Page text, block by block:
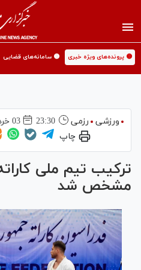
🟡 پرونده‌های ویژه خبری 🟡 سامانه‌های قضایی
ورزشی رزمی 23:30 03 خرداد 1405
چاپ
ترکیب تیم ملی
مشخص شد